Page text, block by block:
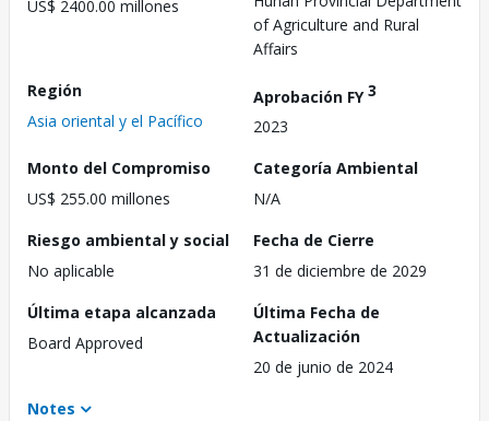
US$ 2400.00 millones
of Agriculture and Rural
Affairs
Región
Asia oriental y el Pacífico
Aprobación FY3
2023
Monto del Compromiso
US$ 255.00 millones
Categoría Ambiental
N/A
Riesgo ambiental y social
No aplicable
Fecha de Cierre
31 de diciembre de 2029
Última etapa alcanzada
Board Approved
Última Fecha de
Actualización
20 de junio de 2024
Notes